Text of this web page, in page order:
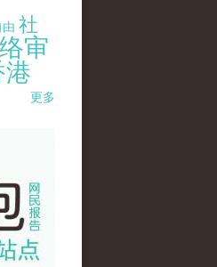
社
审
港
更多
120814.jpg